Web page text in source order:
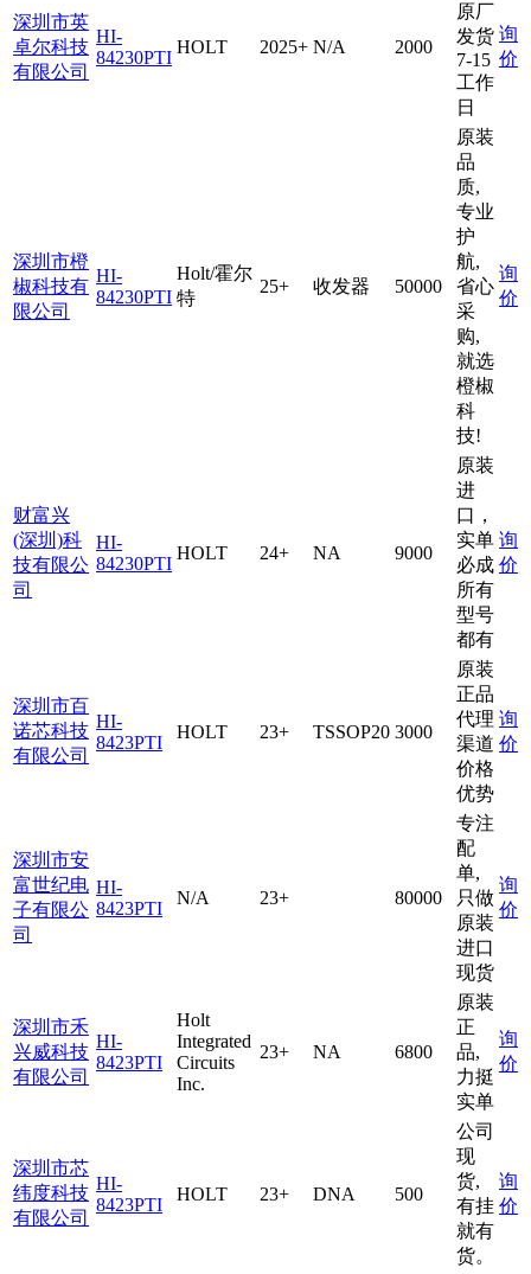
深圳市英
卓尔科技
有限公司
HI-
84230PTI
HOLT 2025+ N/A 2000
原厂
发货
7-15
工作
日
询
价
深圳市橙
椒科技有
限公司
HI-
84230PTI
Holt/霍尔
特
25+ 收发器 50000
原装
品
质,
专业
护
航,
省心
采
购,
就选
橙椒
科
技!
询
价
财富兴
(深圳)科
技有限公
司
HI-
84230PTI
HOLT 24+ NA 9000
原装
进
口，
实单
必成
所有
型号
都有
询
价
深圳市百
诺芯科技
有限公司
HI-
8423PTI
HOLT 23+ TSSOP20 3000
原装
正品
代理
渠道
价格
优势
询
价
深圳市安
富世纪电
子有限公
司
HI-
8423PTI
N/A 23+ 80000
专注
配
单,
只做
原装
进口
现货
询
价
深圳市禾
兴威科技
有限公司
HI-
8423PTI
Holt
Integrated
Circuits
Inc.
23+ NA 6800
原装
正
品,
力挺
实单
询
价
深圳市芯
纬度科技
有限公司
HI-
8423PTI
HOLT 23+ DNA 500
公司
现
货,
有挂
就有
货。
询
价